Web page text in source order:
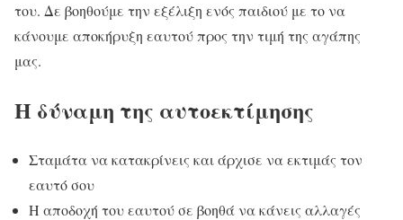
του. Δε βοηθούμε την εξέλιξη ενός παιδιού με το να
κάνουμε αποκήρυξη εαυτού προς την τιμή της αγάπης
μας.
Η δύναμη της αυτοεκτίμησης
Σταμάτα να κατακρίνεις και άρχισε να εκτιμάς τον
εαυτό σου
Η αποδοχή του εαυτού σε βοηθά να κάνεις αλλαγές